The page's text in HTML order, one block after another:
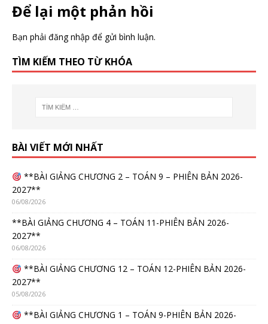
Để lại một phản hồi
Bạn phải đăng nhập để gửi bình luận.
TÌM KIẾM THEO TỪ KHÓA
BÀI VIẾT MỚI NHẤT
**BÀI GIẢNG CHƯƠNG 2 – TOÁN 9 – PHIÊN BẢN 2026-
2027**
06/08/2026
**BÀI GIẢNG CHƯƠNG 4 – TOÁN 11-PHIÊN BẢN 2026-
2027**
06/08/2026
**BÀI GIẢNG CHƯƠNG 12 – TOÁN 12-PHIÊN BẢN 2026-
2027**
05/08/2026
**BÀI GIẢNG CHƯƠNG 1 – TOÁN 9-PHIÊN BẢN 2026-